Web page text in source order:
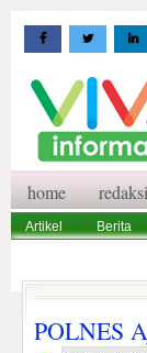
home redaksi
Artikel Berita
POLNES